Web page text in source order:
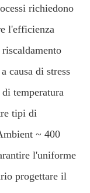
richiedono
l'efficienza
causa di stress
temperatura
tipi di
~ 400
l'uniforme
progettare il